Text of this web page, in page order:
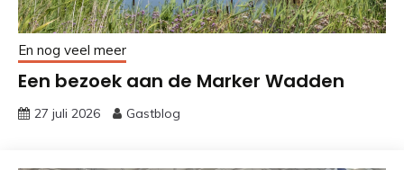
En nog veel meer
Een bezoek aan de Marker Wadden
27 juli 2026 Gastblog